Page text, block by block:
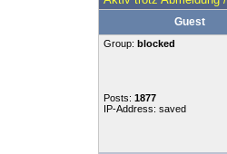
Guest
Group: blocked
Posts: 1877
IP-Address: saved